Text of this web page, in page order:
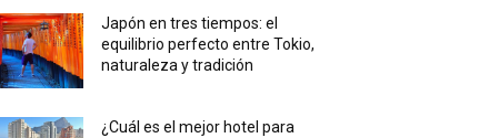
Japón en tres tiempos: el
equilibrio perfecto entre Tokio,
naturaleza y tradición
¿Cuál es el mejor hotel para